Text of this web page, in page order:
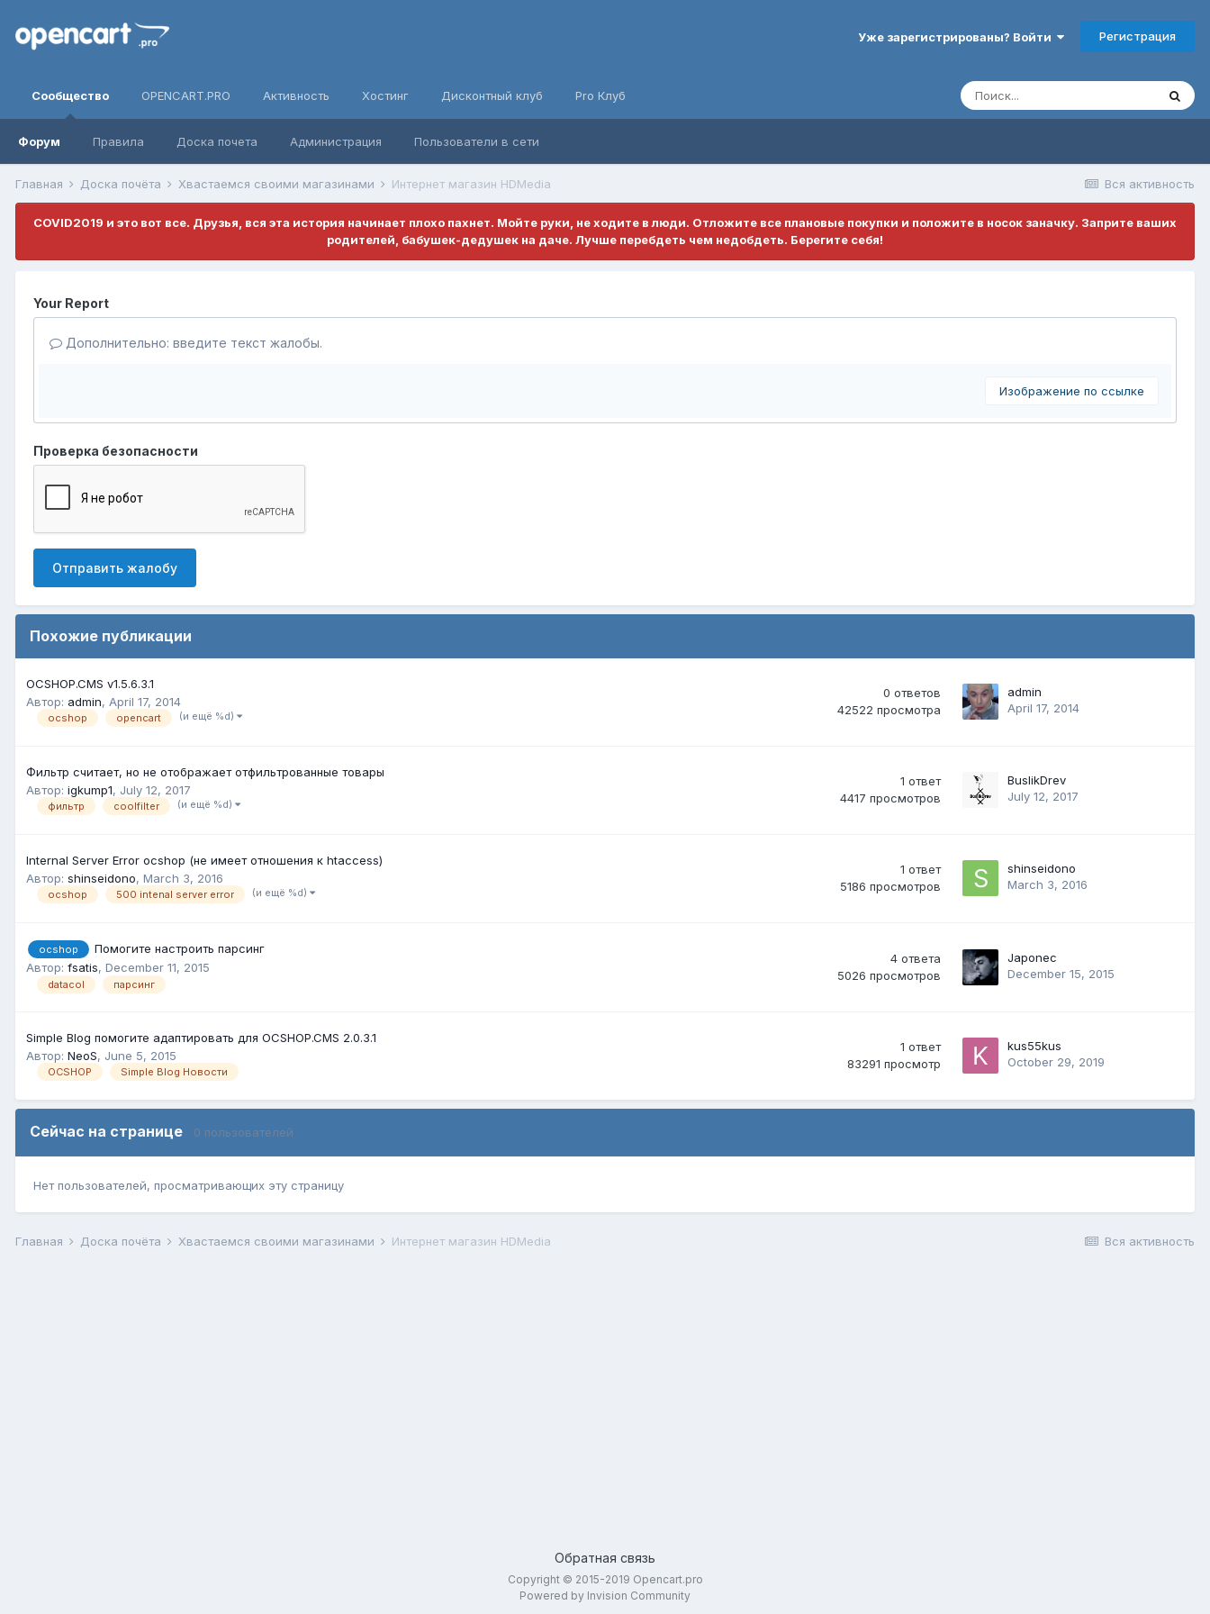
Уже зарегистрированы? Войти Регистрация
Сообщество
Форум Правила Доска почета Администрация Пользователи в сети
OPENCART.PRO Активность Хостинг Дисконтный клуб Pro Клуб
Вся активность
Главная Доска почёта Хвастаемся своими магазинами Интернет магазин HDMedia
COVID2019 и это вот все. Друзья, вся эта история начинает плохо пахнет. Мойте руки, не ходите в люди. Отложите все плановые покупки и положите в носок заначку. Заприте ваших
родителей, бабушек-дедушек на даче. Лучше перебдеть чем недобдеть. Берегите себя!
Your Report
Дополнительно: введите текст жалобы.
Изображение по ссылке
Проверка безопасности
Отправить жалобу
Похожие публикации
OCSHOP.CMS v1.5.6.3.1
Автор: admin, April 17, 2014
ocshop opencart (и ещё %d)
0 ответов
42522 просмотра
admin
April 17, 2014
Фильтр считает, но не отображает отфильтрованные товары
Автор: igkump1, July 12, 2017
фильтр coolfilter (и ещё %d)
1 ответ
4417 просмотров
BuslikDrev
July 12, 2017
Internal Server Error ocshop (не имеет отношения к htaccess)
Автор: shinseidono, March 3, 2016
ocshop 500 intenal server error (и ещё %d)
1 ответ
5186 просмотров
shinseidono
March 3, 2016
ocshop
Помогите настроить парсинг
Автор: fsatis, December 11, 2015
datacol парсинг
4 ответа
5026 просмотров
Japonec
December 15, 2015
Simple Blog помогите адаптировать для OCSHOP.CMS 2.0.3.1
Автор: NeoS, June 5, 2015
OCSHOP Simple Blog Новости
1 ответ
83291 просмотр
kus55kus
October 29, 2019
Сейчас на странице 0 пользователей
Нет пользователей, просматривающих эту страницу
Вся активность
Главная Доска почёта Хвастаемся своими магазинами Интернет магазин HDMedia
Обратная связь
Copyright © 2015-2019 Opencart.pro
Powered by Invision Community